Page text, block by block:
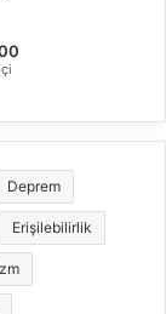
Deprem
Erişilebilirlik